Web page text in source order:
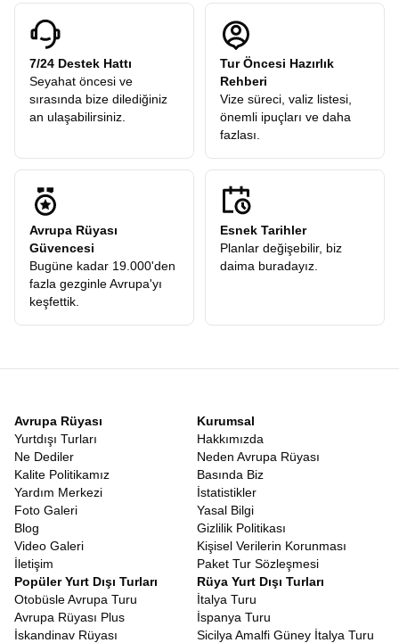
konseptimiz, profesyonel ekibimiz ve konforlu seyahat
anlayışımızla sizi Orta Avrupa’nın kalbine davet ediyoruz.
Hayallerinizi ertelemeyin, çünkü bu rüya gerçekleşmeyi bekliyor.
7/24 Destek Hattı
Seyahat öncesi ve
sırasında bize dilediğiniz
an ulaşabilirsiniz.
Tur Öncesi Hazırlık
Rehberi
Vize süreci, valiz listesi,
önemli ipuçları ve daha
fazlası.
Avrupa Rüyası
Güvencesi
Bugüne kadar 19.000'den
fazla gezginle Avrupa'yı
keşfettik.
Esnek Tarihler
Planlar değişebilir, biz
daima buradayız.
Avrupa Rüyası
Yurtdışı Turları
Ne Dediler
Kalite Politikamız
Yardım Merkezi
Foto Galeri
Blog
Video Galeri
İletişim
Kurumsal
Hakkımızda
Neden Avrupa Rüyası
Basında Biz
İstatistikler
Yasal Bilgi
Gizlilik Politikası
Kişisel Verilerin Korunması
Paket Tur Sözleşmesi
Popüler Yurt Dışı Turları
Otobüsle Avrupa Turu
Avrupa Rüyası Plus
İskandinav Rüyası
Rüya Yurt Dışı Turları
İtalya Turu
İspanya Turu
Sicilya Amalfi Güney İtalya Turu